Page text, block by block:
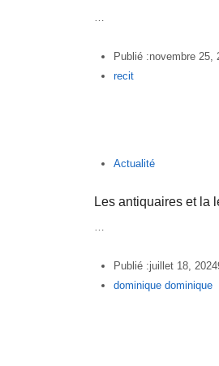
…
Publié :novembre 25,
Author
recit
Actualité
Les antiquaires et la
…
Publié :juillet 18, 2024
Author
dominique dominique